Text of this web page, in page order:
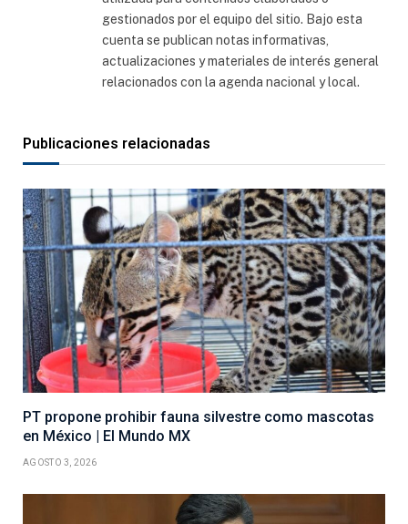
gestionados por el equipo del sitio. Bajo esta
cuenta se publican notas informativas,
actualizaciones y materiales de interés general
relacionados con la agenda nacional y local.
Publicaciones relacionadas
PT propone prohibir fauna silvestre como mascotas
en México | El Mundo MX
AGOSTO 3, 2026